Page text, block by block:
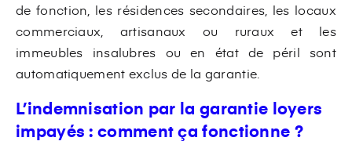
de fonction, les résidences secondaires, les locaux
commerciaux, artisanaux ou ruraux et les
immeubles insalubres ou en état de péril sont
automatiquement exclus de la garantie.
L’indemnisation par la garantie loyers
impayés : comment ça fonctionne ?